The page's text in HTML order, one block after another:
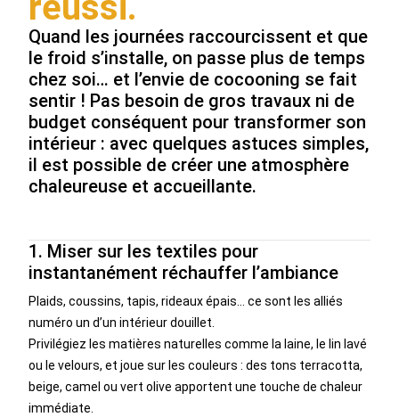
Quand les journées raccourcissent et que
le froid s’installe, on passe plus de temps
chez soi… et l’envie de cocooning se fait
sentir ! Pas besoin de gros travaux ni de
budget conséquent pour transformer son
intérieur : avec quelques astuces simples,
il est possible de créer une atmosphère
chaleureuse et accueillante.
1. Miser sur les textiles pour
instantanément réchauffer l’ambiance
Plaids, coussins, tapis, rideaux épais… ce sont les alliés
numéro un d’un intérieur douillet.
Privilégiez les matières naturelles comme la laine, le lin lavé
ou le velours, et joue sur les couleurs : des tons terracotta,
beige, camel ou vert olive apportent une touche de chaleur
immédiate.